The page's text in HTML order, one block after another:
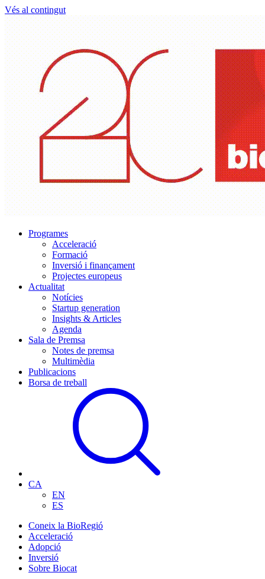
Vés al contingut
Programes
Acceleració
Formació
Inversió i finançament
Projectes europeus
Actualitat
Notícies
Startup generation
Insights & Articles
Agenda
Sala de Premsa
Notes de premsa
Multimèdia
Publicacions
Borsa de treball
CA
EN
ES
Coneix la BioRegió
Acceleració
Adopció
Inversió
Sobre Biocat